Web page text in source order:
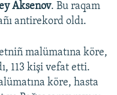
Aksenov. Bu raqam
antirekord oldı.
malümatına köre,
113 kişi vefat etti.
köre, hasta